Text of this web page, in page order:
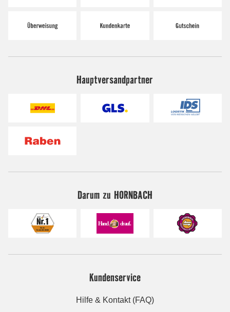
Hauptversandpartner
Darum zu HORNBACH
Kundenservice
Hilfe & Kontakt (FAQ)